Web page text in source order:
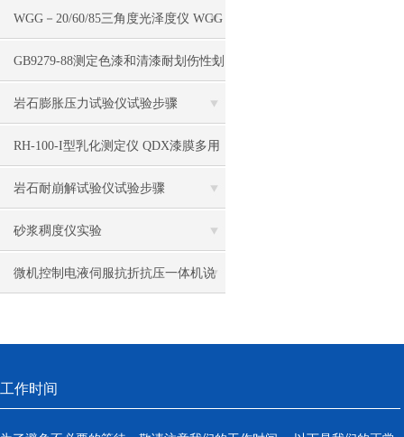
WGG－20/60/85三角度光泽度仪 WGG
－60光泽度仪（免充电型） QYG涂膜
鲜映性测定仪
GB9279-88测定色漆和清漆耐划伤性划
痕试验操作步骤
岩石膨胀压力试验仪试验步骤
RH-100-I型乳化测定仪 QDX漆膜多用
检测仪 QHZ涂膜划痕试验仪 QHQ铅笔
硬度计
岩石耐崩解试验仪试验步骤
砂浆稠度仪实验
微机控制电液伺服抗折抗压一体机说
工作时间